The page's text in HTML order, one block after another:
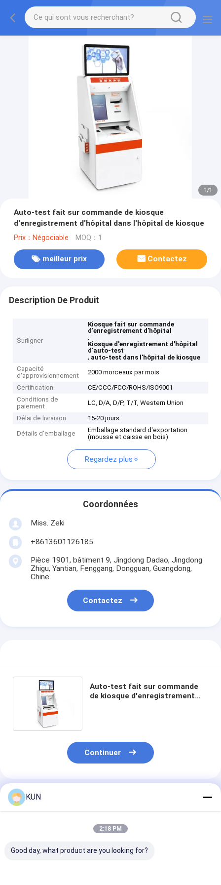
1/1
Auto-test fait sur commande de kiosque
d'enregistrement d'hôpital dans l'hôpital de kiosque
Prix：Négociable MOQ：1
meilleur prix Contactez
Description De Produit
Surligner
Kiosque fait sur commande
d'enregistrement d'hôpital
,
Kiosque d'enregistrement d'hôpital
d'auto-test
, auto-test dans l'hôpital de kiosque
Capacité
d'approvisionnement
2000 morceaux par mois
Certification
CE/CCC/FCC/ROHS/ISO9001
Conditions de
paiement
LC, D/A, D/P, T/T, Western Union
Délai de livraison 15-20 jours
Détails d'emballage
Emballage standard d'exportation
(mousse et caisse en bois)
Regardez plus
Coordonnées
Miss. Zeki
+8613601126185
Pièce 1901, bâtiment 9, Jingdong Dadao, Jingdong
Zhigu, Yantian, Fenggang, Dongguan, Guangdong,
Chine
Contactez
Auto-test fait sur commande
de kiosque d'enregistrement
Continuer
Produits Recommandés
KUN
2:18 PM
Good day, what product are you looking for?